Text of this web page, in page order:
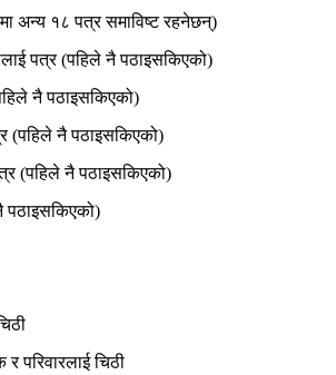
अन्य १८ पत्र समाविष्ट रहनेछन्)
पत्र (पहिले नै पठाइसकिएको)
नै पठाइसकिएको)
(पहिले नै पठाइसकिएको)
(पहिले नै पठाइसकिएको)
परिवारलाई चिठी